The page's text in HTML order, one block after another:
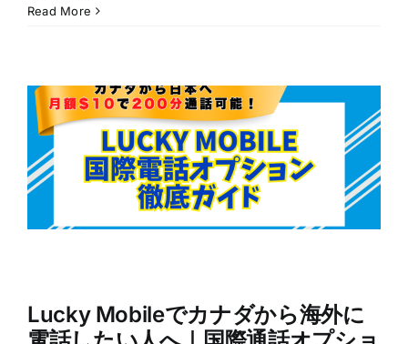
Read More
Lucky Mobileでカナダから海外に